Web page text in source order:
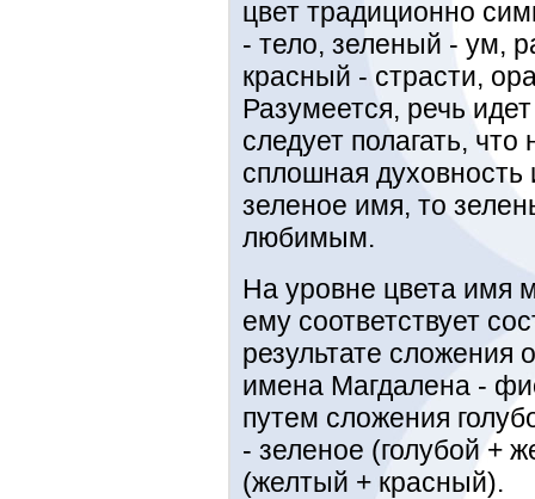
цвет традиционно
- тело, зеленый - ум,
красный - страсти,
Разумеется, речь
следует полагать,
сплошная духовность
зеленое имя, то
любимым.
На уровне цвета имя
ему соответствует
результате сложения
имена Магдалена -
путем сложения
- зеленое (голубой +
(желтый + красный).